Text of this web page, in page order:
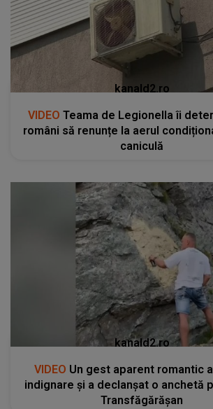
kanald2.ro
VIDEO Teama de Legionella îi
români să renunțe la aerul
caniculă
kanald2.ro
VIDEO Un gest aparent romantic
indignare și a declanșat o anchetă
Transfăgărășan